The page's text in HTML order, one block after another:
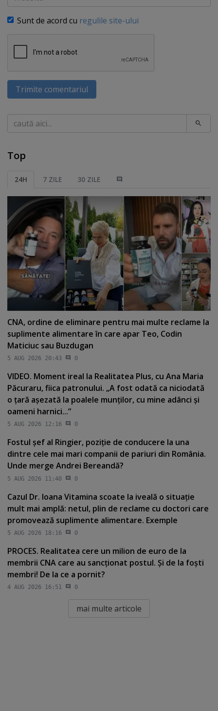
Sunt de acord cu regulile site-ului
Trimite comentariul
Caută
Top
24H 7 ZILE 30 ZILE
CNA, ordine de eliminare pentru mai multe reclame la
suplimente alimentare în care apar Teo, Codin
Maticiuc sau Buzdugan
5 AUG 2026 20:43 0
VIDEO. Moment ireal la Realitatea Plus, cu Ana Maria
Păcuraru, fiica patronului. „A fost odată ca niciodată
o ţară aşezată la poalele munţilor, cu mine adânci şi
oameni harnici...”
5 AUG 2026 12:16 0
Fostul şef al Ringier, poziţie de conducere la una
dintre cele mai mari companii de pariuri din România.
Unde merge Andrei Bereandă?
5 AUG 2026 11:40 0
Cazul Dr. Ioana Vitamina scoate la iveală o situaţie
mult mai amplă: netul, plin de reclame cu doctori care
promovează suplimente alimentare. Exemple
5 AUG 2026 18:16 0
PROCES. Realitatea cere un milion de euro de la
membrii CNA care au sancţionat postul. Şi de la foşti
membri! De la ce a pornit?
4 AUG 2026 16:51 0
mai multe articole